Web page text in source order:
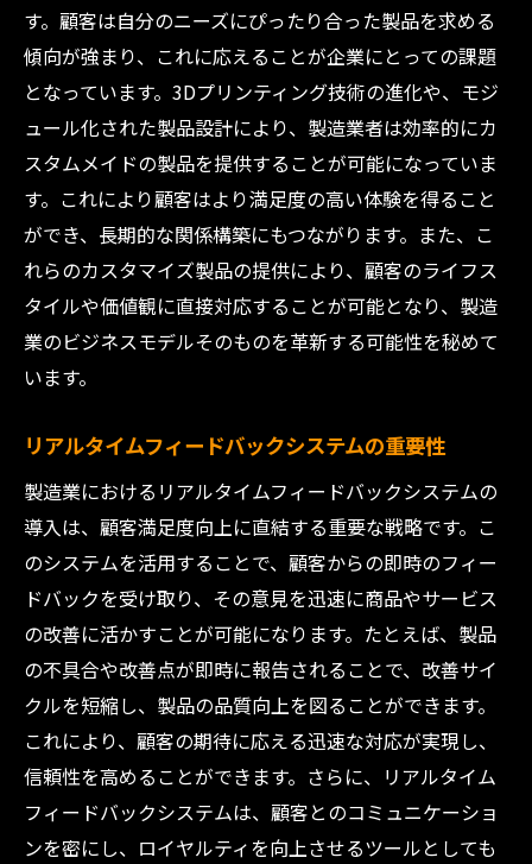
す。顧客は自分のニーズにぴったり合った製品を求める
傾向が強まり、これに応えることが企業にとっての課題
となっています。3Dプリンティング技術の進化や、モジ
ュール化された製品設計により、製造業者は効率的にカ
スタムメイドの製品を提供することが可能になっていま
す。これにより顧客はより満足度の高い体験を得ること
ができ、長期的な関係構築にもつながります。また、こ
れらのカスタマイズ製品の提供により、顧客のライフス
タイルや価値観に直接対応することが可能となり、製造
業のビジネスモデルそのものを革新する可能性を秘めて
います。
リアルタイムフィードバックシステムの重要性
製造業におけるリアルタイムフィードバックシステムの
導入は、顧客満足度向上に直結する重要な戦略です。こ
のシステムを活用することで、顧客からの即時のフィー
ドバックを受け取り、その意見を迅速に商品やサービス
の改善に活かすことが可能になります。たとえば、製品
の不具合や改善点が即時に報告されることで、改善サイ
クルを短縮し、製品の品質向上を図ることができます。
これにより、顧客の期待に応える迅速な対応が実現し、
信頼性を高めることができます。さらに、リアルタイム
フィードバックシステムは、顧客とのコミュニケーショ
ンを密にし、ロイヤルティを向上させるツールとしても